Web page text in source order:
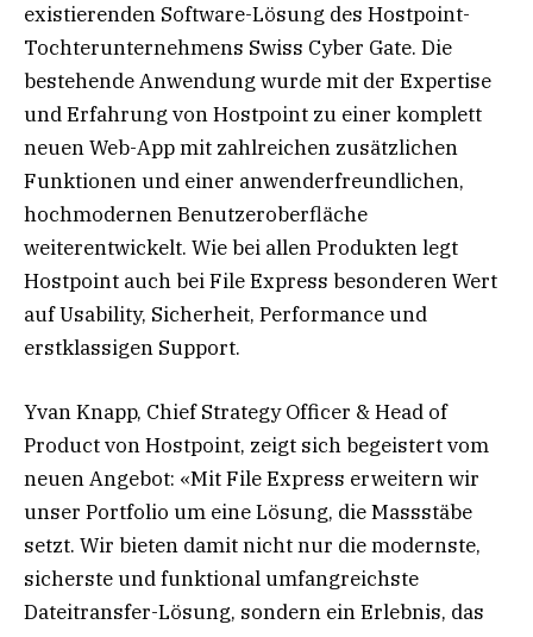
existierenden Software-Lösung des Hostpoint-
Tochterunternehmens Swiss Cyber Gate. Die
bestehende Anwendung wurde mit der Expertise
und Erfahrung von Hostpoint zu einer komplett
neuen Web-App mit zahlreichen zusätzlichen
Funktionen und einer anwenderfreundlichen,
hochmodernen Benutzeroberfläche
weiterentwickelt. Wie bei allen Produkten legt
Hostpoint auch bei File Express besonderen Wert
auf Usability, Sicherheit, Performance und
erstklassigen Support.
Yvan Knapp, Chief Strategy Officer & Head of
Product von Hostpoint, zeigt sich begeistert vom
neuen Angebot: «Mit File Express erweitern wir
unser Portfolio um eine Lösung, die Massstäbe
setzt. Wir bieten damit nicht nur die modernste,
sicherste und funktional umfangreichste
Dateitransfer-Lösung, sondern ein Erlebnis, das